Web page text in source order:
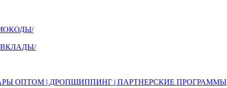
ВКЛАДЫ/
ОПТОМ | ДРОПШИППИНГ | ПАРТНЕРСКИЕ ПРОГРАММЫ